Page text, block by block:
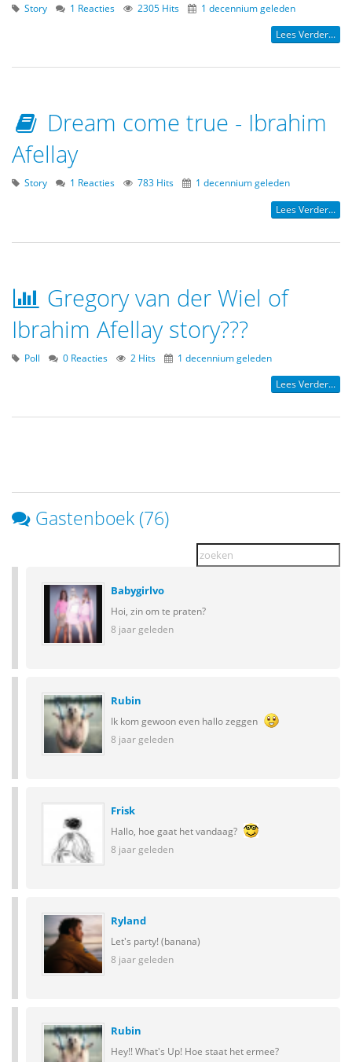
Story 1 Reacties 2305 Hits 1 decennium geleden
Lees Verder...
Dream come true - Ibrahim
Afellay
Story 1 Reacties 783 Hits 1 decennium geleden
Lees Verder...
Gregory van der Wiel of
Ibrahim Afellay story???
Poll 0 Reacties 2 Hits 1 decennium geleden
Lees Verder...
Gastenboek (76)
Babygirlvo
Hoi, zin om te praten?
8 jaar geleden
Rubin
Ik kom gewoon even hallo zeggen
8 jaar geleden
Frisk
Hallo, hoe gaat het vandaag?
8 jaar geleden
Ryland
Let's party! (banana)
8 jaar geleden
Rubin
Hey!! What's Up! Hoe staat het ermee?